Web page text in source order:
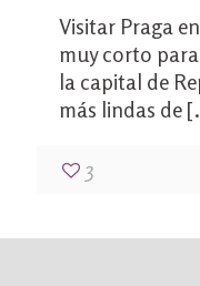
Visitar Praga
muy corto
la capital de
más lindas de
3